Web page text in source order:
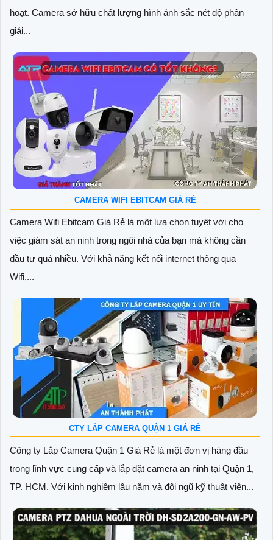
hoạt. Camera sở hữu chất lượng hình ảnh sắc nét độ phân
giải...
CAMERA WIFI EBITCAM GIÁ RẺ
Camera Wifi Ebitcam Giá Rẻ là một lựa chọn tuyệt vời cho
việc giám sát an ninh trong ngôi nhà của bạn mà không cần
đầu tư quá nhiều. Với khả năng kết nối internet thông qua
Wifi,...
CTY LẮP CAMERA QUẬN 1 GIÁ RẺ
Công ty Lắp Camera Quận 1 Giá Rẻ là một đơn vị hàng đầu
trong lĩnh vực cung cấp và lắp đặt camera an ninh tại Quận 1,
TP. HCM. Với kinh nghiệm lâu năm và đội ngũ kỹ thuật viên...